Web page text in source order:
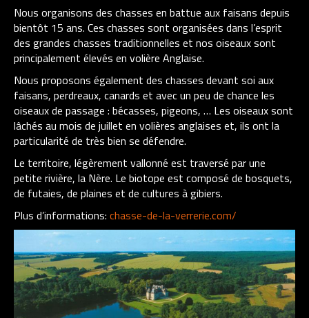
Nous organisons des chasses en battue aux faisans depuis
bientôt 15 ans. Ces chasses sont organisées dans l’esprit
des grandes chasses traditionnelles et nos oiseaux sont
principalement élevés en volière Anglaise.
Nous proposons également des chasses devant soi aux
faisans, perdreaux, canards et avec un peu de chance les
oiseaux de passage : bécasses, pigeons, … Les oiseaux sont
lâchés au mois de juillet en volières anglaises et, ils ont la
particularité de très bien se défendre.
Le territoire, légèrement vallonné est traversé par une
petite rivière, la Nère. Le biotope est composé de bosquets,
de futaies, de plaines et de cultures à gibiers.
Plus d’informations: chasse-de-la-verrerie.com/